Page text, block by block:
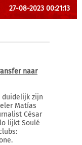
27-08-2023 00:21:13
naar
duidelijk zijn
Matías
César
lijkt Soulé